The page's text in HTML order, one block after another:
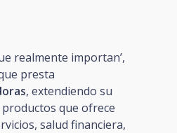
realmente importan’,
presta
, extendiendo su
productos que ofrece
salud financiera,